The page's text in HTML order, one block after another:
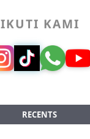
IKUTI KAMI
RECENTS